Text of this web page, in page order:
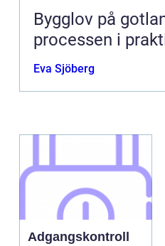
Bygglov på gotland så
processen i
Eva Sjöberg
Adgangskontroll